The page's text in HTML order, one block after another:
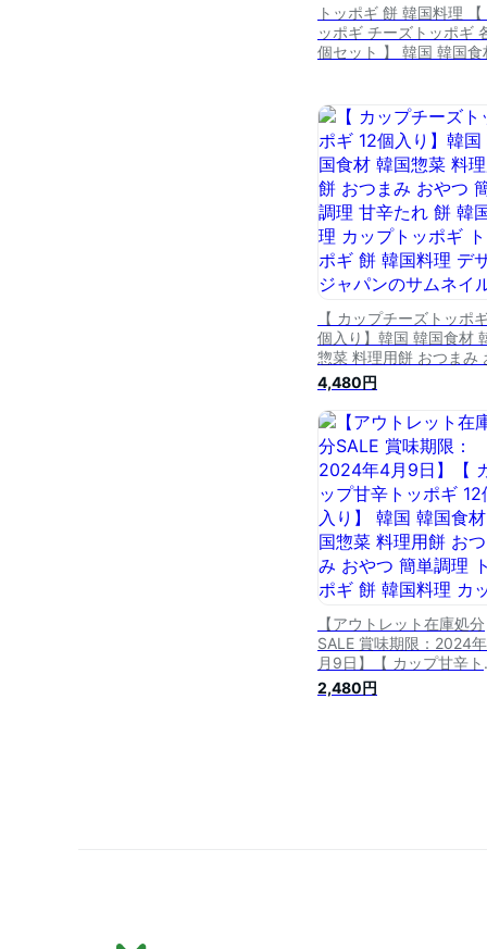
トッポギ 餅 韓国料理 【
ッポギ チーズトッポギ
個セット 】 韓国 韓国食
チーズ
【 カップチーズトッポ
個入り】韓国 韓国食材
惣菜 料理用餅 おつまみ
やつ 簡単調理 甘辛たれ
韓国料理 カップトッポギ
ッポギ 餅 韓国料理 デサ
ジャパン
4,480円
【アウトレット在庫処分
SALE 賞味期限：2024
月9日】【 カップ甘辛ト
ポギ 12個入り】 韓国 韓
食材 韓国惣菜 料理用餅
2,480円